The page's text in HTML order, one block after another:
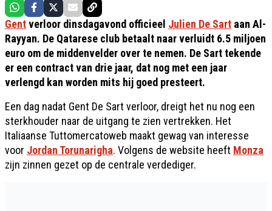
Gentverloor dinsdagavond officieel Julien De Sart aan Al-
Rayyan. De Qatarese club betaalt naar verluidt 6.5 miljoen
euro om de middenvelder over te nemen. De Sart tekende
er een contract van drie jaar, dat nog met een jaar
verlengd kan worden mits hij goed presteert.
Een dag nadat Gent De Sart verloor, dreigt het nu nog een
sterkhouder naar de uitgang te zien vertrekken. Het
Italiaanse Tuttomercatoweb maakt gewag van interesse
voor Jordan Torunarigha. Volgens de website heeft Monza
zijn zinnen gezet op de centrale verdediger.